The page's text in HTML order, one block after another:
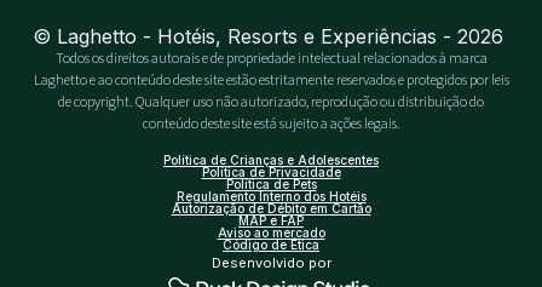
© Laghetto - Hotéis, Resorts e Experiências - 2026
Todos os direitos autorais e de propriedade intelectual relacionados à marca
Laghetto e ao conteúdo deste site estão estritamente reservados e protegidos por leis
de copyright. Qualquer uso não autorizado, reprodução ou distribuição do
conteúdo deste site está sujeito a ações legais.
Política de Crianças e Adolescentes
Política de Privacidade
Política de Pets
Regulamento Interno dos Hotéis
Autorização de Débito em Cartão
MAP e FAP
Aviso ao mercado
Código de Ética
Desenvolvido por